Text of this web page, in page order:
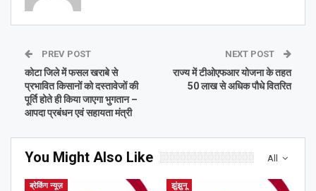
PREV POST
कोटा जिले में फसल खराबे से
प्रभावित किसानों को दस्तावेजों की
पूर्ति होते ही किया जाएगा भुगतान –
आपदा प्रबंधन एवं सहायता मंत्री
NEXT POST
राज्य में टीओएफआर योजना के तहत
50 लाख से अधिक पौधे वितरित
All
You Might Also Like
ब्रेकिंग न्यूज़ झुंझुनू